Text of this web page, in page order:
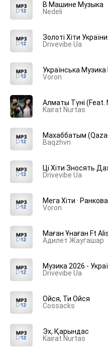
В Машине Музыка
Nedeli
Золоті Хіти
Drivevibe Ua
Українська Музика
Voron
Алматы Түні (Feat.
Kairat Nurtas
Махаббатым
Baqzhvn
Ці Хіти Зносять
Drivevibe Ua
Мега Хіти ·
Voron
Маған Ұнаған Ft
Адилет Жаугашар
Музика 2026 -
Drivevibe Ua
Ойся, Ти Ойся
Cossacks
Эх, Қарындас
Kairat Nurtas